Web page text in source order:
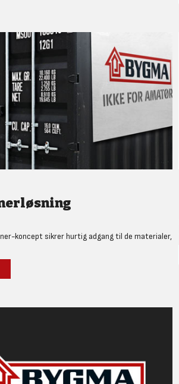
koncept sikrer hurtig adgang til de materialer,